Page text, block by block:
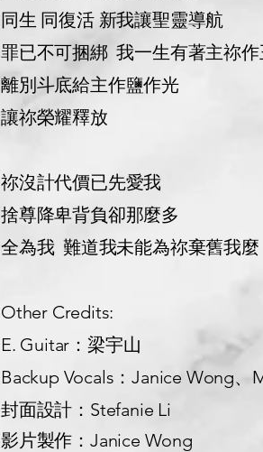
同生 同復活 新我讓聖靈導航
罪已不可捆綁 我一生有著主祢作
離別斗底給主作鹽作光
讓祢榮耀釋放
祢沒計代價已先愛我
捨尊降卑背負卻那麼多
全為我 難道我未能為祢棄舊我麼
Other Credits:
E. Guitar：梁宇山
Backup Vocals：Janice Wong、
封面設計：Stefanie Li
影片製作：Janice Wong